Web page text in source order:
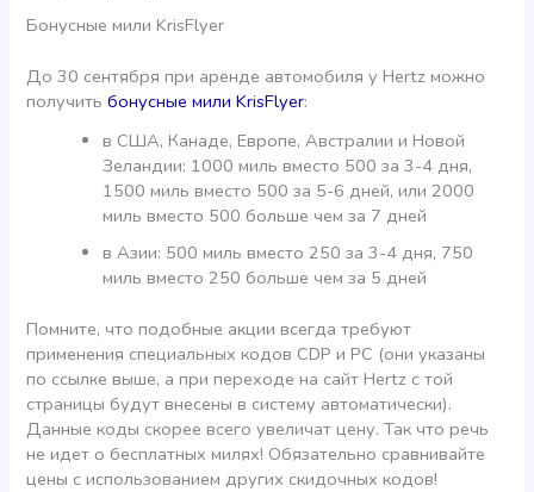
Бонусные мили KrisFlyer
До 30 сентября при аренде автомобиля у Hertz можно
получитьбонусные мили KrisFlyer:
в США, Канаде, Европе, Австралии и Новой
Зеландии: 1000 миль вместо 500 за 3-4 дня,
1500 миль вместо 500 за 5-6 дней, или 2000
миль вместо 500 больше чем за 7 дней
в Азии: 500 миль вместо 250 за 3-4 дня, 750
миль вместо 250 больше чем за 5 дней
Помните, что подобные акции всегда требуют
применения специальных кодов CDP и PC (они указаны
по ссылке выше, а при переходе на сайт Hertz с той
страницы будут внесены в систему автоматически).
Данные коды скорее всего увеличат цену. Так что речь
не идет о бесплатных милях! Обязательно сравнивайте
цены с использованием других скидочных кодов!